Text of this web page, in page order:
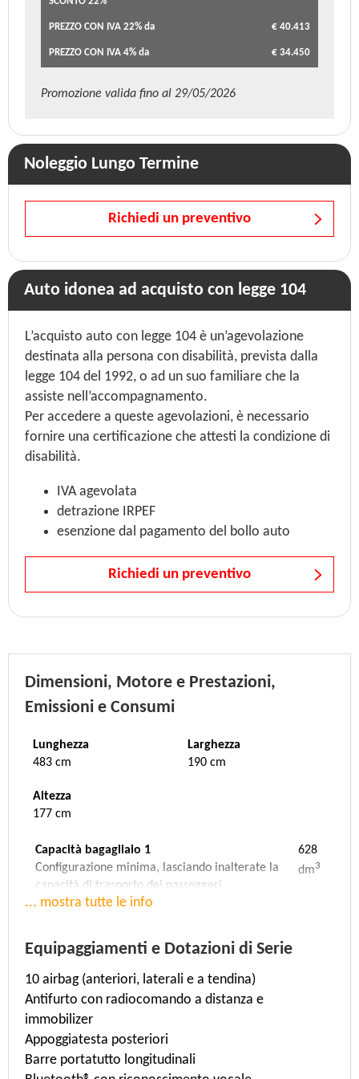
PREZZO CON IVA 22% da € 40.413
PREZZO CON IVA 4% da € 34.450
Promozione valida fino al 29/05/2026
Noleggio Lungo Termine
Richiedi un preventivo
Auto idonea ad acquisto con legge 104
L’acquisto auto con legge 104 è un’agevolazione
destinata alla persona con disabilità, prevista dalla
legge 104 del 1992, o ad un suo familiare che la
assiste nell’accompagnamento.
Per accedere a queste agevolazioni, è necessario
fornire una certificazione che attesti la condizione di
disabilità.
IVA agevolata
detrazione IRPEF
esenzione dal pagamento del bollo auto
Richiedi un preventivo
Dimensioni, Motore e Prestazioni,
Emissioni e Consumi
Lunghezza
483 cm
Larghezza
190 cm
Altezza
177 cm
Capacità bagagliaio 1
Configurazione minima, lasciando inalterate la
capacità di trasporto dei passeggeri.
628
dm3
Capacità bagagliaio 2
posteriori ribaltati.
Configurazione massima, con gli schienali dei
sedili posteriori ribaltati e tutto lo spazio
disponibile fino al tetto della vettura.
Velocità massima
196 Km/h
Accelerazione
9 sec. (da 0 a 100 Km/h)
... mostra tutte le info
Equipaggiamenti e Dotazioni di Serie
10 airbag (anteriori, laterali e a tendina)
Antifurto con radiocomando a distanza e
immobilizer
Appoggiatesta posteriori
Barre portatutto longitudinali